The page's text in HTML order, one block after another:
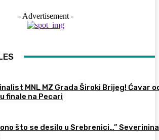
- Advertisement -
MNL MZ Grada Široki Brijeg! Ćavar
finale na Pecari
što se desilo u Srebrenici…” Severinina